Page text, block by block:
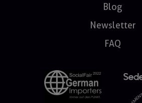
Blog
Newsletter
FAQ